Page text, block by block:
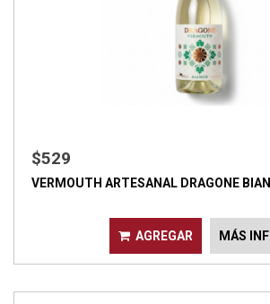
$529
VERMOUTH ARTESANAL DRAGONE
AGREGAR MÁS